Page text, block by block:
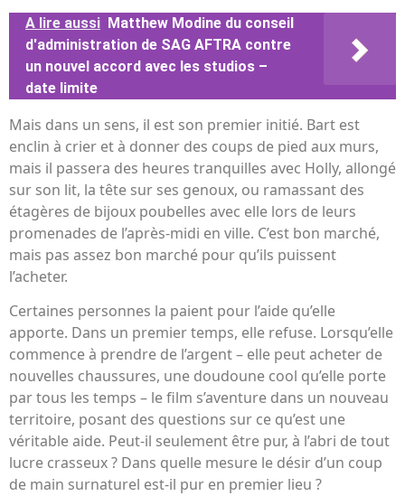
A lire aussi Matthew Modine du conseil
d'administration de SAG AFTRA contre
un nouvel accord avec les studios –
date limite
Mais dans un sens, il est son premier initié. Bart est
enclin à crier et à donner des coups de pied aux murs,
mais il passera des heures tranquilles avec Holly, allongé
sur son lit, la tête sur ses genoux, ou ramassant des
étagères de bijoux poubelles avec elle lors de leurs
promenades de l’après-midi en ville. C’est bon marché,
mais pas assez bon marché pour qu’ils puissent
l’acheter.
Certaines personnes la paient pour l’aide qu’elle
apporte. Dans un premier temps, elle refuse. Lorsqu’elle
commence à prendre de l’argent – ​​elle peut acheter de
nouvelles chaussures, une doudoune cool qu’elle porte
par tous les temps – le film s’aventure dans un nouveau
territoire, posant des questions sur ce qu’est une
véritable aide. Peut-il seulement être pur, à l’abri de tout
lucre crasseux ? Dans quelle mesure le désir d’un coup
de main surnaturel est-il pur en premier lieu ?